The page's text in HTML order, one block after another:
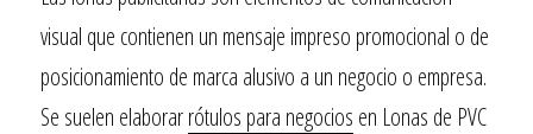
visual que contienen un mensaje impreso promocional o de
posicionamiento de marca alusivo a un negocio o empresa.
Se suelen elaborarrótulos para negocios en Lonas de PVC